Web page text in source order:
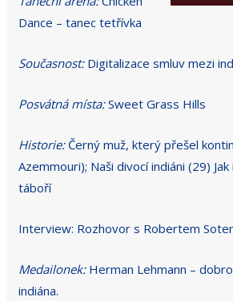
Dance – tanec tetřívka
Současnost:Digitalizace smluv mezi
Posvátná místa:Sweet Grass Hills
Historie:Černý muž, který přešel
Azemmouri); Naši divocí indiáni (29)
táboří
Interview: Rozhovor s Robertem
Medailonek:Herman Lehmann –
indiána.